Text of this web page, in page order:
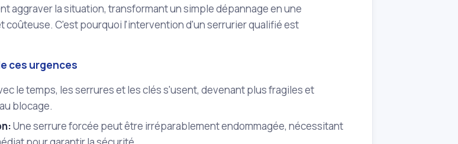
aggraver la situation, transformant un simple dépannage en une
coûteuse. C'est pourquoi l'intervention d'un serrurier qualifié est
ces urgences
le temps, les serrures et les clés s'usent, devenant plus fragiles et
blocage.
Une serrure forcée peut être irréparablement endommagée, nécessitant